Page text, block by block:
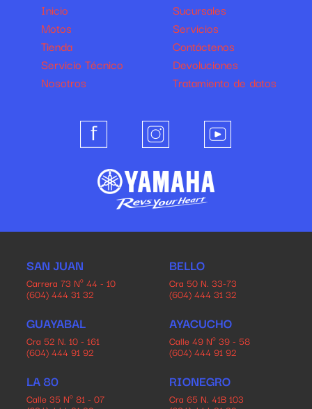
Inicio
Motos
Tienda
Servicio Técnico
Nosotros
Sucursales
Servicios
Contáctenos
Devoluciones
Tratamiento de datos
SAN JUAN
Carrera 73 Nº 44 - 10
(604) 444 31 32
BELLO
Cra 50 N. 33-73
(604) 444 31 32
GUAYABAL
Cra 52 N. 10 - 161
(604) 444 91 92
AYACUCHO
Calle 49 Nº 39 - 58
(604) 444 91 92
LA 80
Calle 35 Nº 81 - 07
RIONEGRO
Cra 65 N. 41B 103